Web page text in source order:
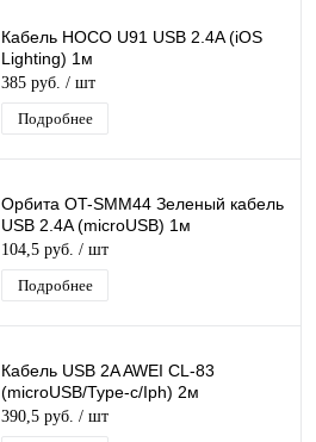
Кабель HOCO U91 USB 2.4A (iOS
Lighting) 1м
385 руб. / шт
Подробнее
Орбита OT-SMM44 Зеленый кабель
USB 2.4A (microUSB) 1м
104,5 руб. / шт
Подробнее
Кабель USB 2A AWEI CL-83
(microUSB/Type-c/Iph) 2м
390,5 руб. / шт